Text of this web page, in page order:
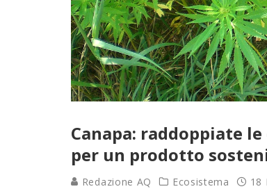
Canapa: raddoppiate
per un prodotto
Redazione AQ Ecosistema 18